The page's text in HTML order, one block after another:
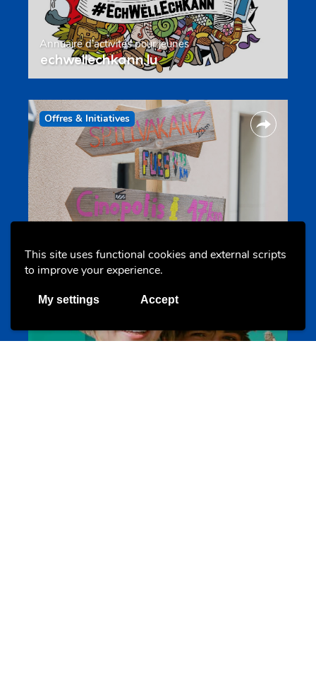
This site uses functional cookies and external scripts
to improve your experience.
My settings Accept
Annuaire d’activités pour jeunes
echwellechkann.lu
Offres & Initiatives
colonies.lu
Evenements